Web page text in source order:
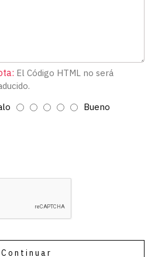
El Código HTML no será
Bueno
Continuar